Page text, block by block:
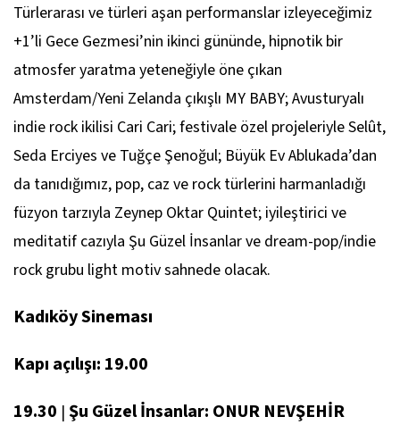
Türlerarası ve türleri aşan performanslar izleyeceğimiz
+1’li Gece Gezmesi’nin ikinci gününde, hipnotik bir
atmosfer yaratma yeteneğiyle öne çıkan
Amsterdam/Yeni Zelanda çıkışlı MY BABY; Avusturyalı
indie rock ikilisi Cari Cari; festivale özel projeleriyle Selût,
Seda Erciyes ve Tuğçe Şenoğul; Büyük Ev Ablukada’dan
da tanıdığımız, pop, caz ve rock türlerini harmanladığı
füzyon tarzıyla Zeynep Oktar Quintet; iyileştirici ve
meditatif cazıyla Şu Güzel İnsanlar ve dream-pop/indie
rock grubu light motiv sahnede olacak.
Kadıköy Sineması
Kapı açılışı: 19.00
19.30 | Şu Güzel İnsanlar: ONUR NEVŞEHİR